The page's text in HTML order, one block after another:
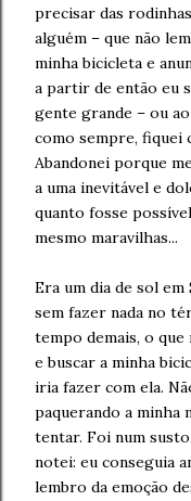
precisar das
alguém – que não
minha bicicleta e
a partir de então eu
gente grande – ou
como sempre, fiquei
Abandonei porque
a uma inevitável e
quanto fosse
mesmo maravilhas...
Era um dia de sol em
sem fazer nada no
tempo demais, o
e buscar a minha
iria fazer com ela.
paquerando a minha
tentar. Foi num
notei: eu conseguia
lembro da emoção